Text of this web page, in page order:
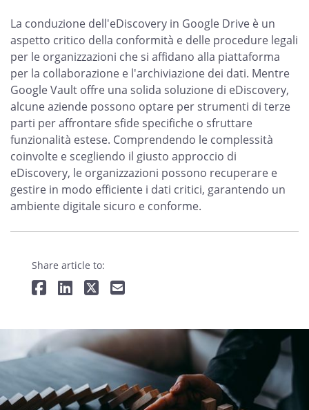
La conduzione dell'eDiscovery in Google Drive è un
aspetto critico della conformità e delle procedure legali
per le organizzazioni che si affidano alla piattaforma
per la collaborazione e l'archiviazione dei dati. Mentre
Google Vault offre una solida soluzione di eDiscovery,
alcune aziende possono optare per strumenti di terze
parti per affrontare sfide specifiche o sfruttare
funzionalità estese. Comprendendo le complessità
coinvolte e scegliendo il giusto approccio di
eDiscovery, le organizzazioni possono recuperare e
gestire in modo efficiente i dati critici, garantendo un
ambiente digitale sicuro e conforme.
Share article to: